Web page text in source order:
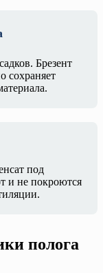
Брезент
сохраняет
под
и не покроются
полога